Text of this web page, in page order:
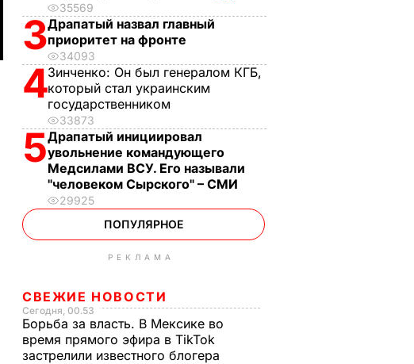
35569
3Драпатый назвал главный
приоритет на фронте
34093
4Зинченко: Он был генералом КГБ,
который стал украинским
государственником
33873
5Драпатый инициировал
увольнение командующего
Медсилами ВСУ. Его называли
"человеком Сырского" – СМИ
29925
ПОПУЛЯРНОЕ
РЕКЛАМА
СВЕЖИЕ НОВОСТИ
Сегодня, 00.53
Борьба за власть. В Мексике во
время прямого эфира в TikTok
застрелили известного блогера